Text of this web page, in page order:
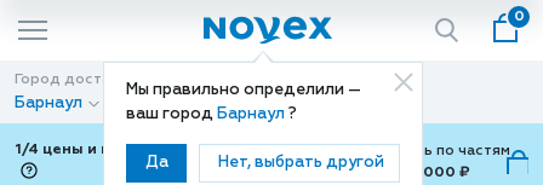
Мы правильно определили —
ваш город Барнаул ?
Да Нет, выбрать другой
0
Город доставки
Барнаул
Способ доставки
Доставка
1/4 цены и покупки ваши с Подели
Можно оплатить по частям
от 700 ₽ до 15,000 ₽